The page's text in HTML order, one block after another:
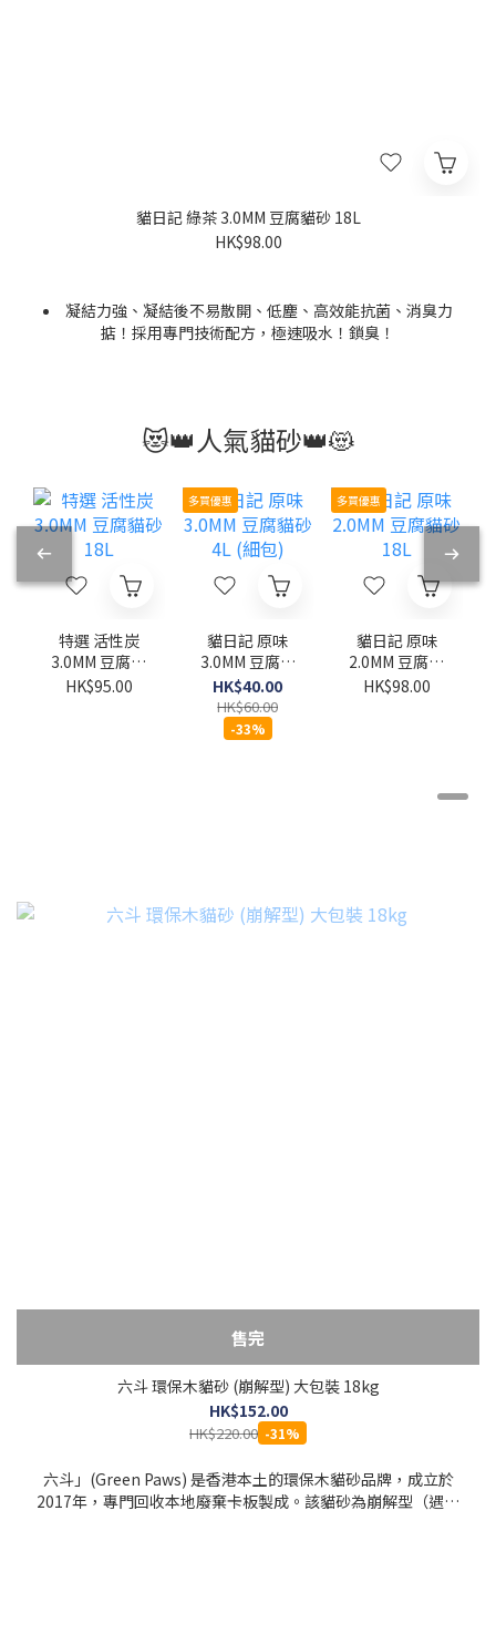
貓日記 綠茶 3.0MM 豆腐貓砂 18L
HK$98.00
凝結力強、凝結後不易散開、低塵、高效能抗菌、消臭力
掂！採用專門技術配方，極速吸水！鎖臭！
原箱= 3包
😻👑人氣貓砂👑😻
特選 活性炭
3.0MM 豆腐貓
砂 18L
HK$95.00
多買優惠
貓日記 原味
3.0MM 豆腐貓
砂 4L (細包)
HK$40.00
HK$60.00
-33%
多買優惠
貓日記 原味
2.0MM 豆腐貓
砂 18L
HK$98.00
售完
六斗 環保木貓砂 (崩解型) 大包裝 18kg
HK$152.00
HK$220.00 -31%
六斗」(Green Paws) 是香港本土的環保木貓砂品牌，成立於
2017年，專門回收本地廢棄卡板製成。該貓砂為崩解型（遇水